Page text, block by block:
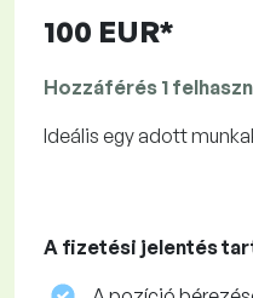
100 EUR*
Hozzáférés 1
Ideális egy adott
A fizetési jelentés